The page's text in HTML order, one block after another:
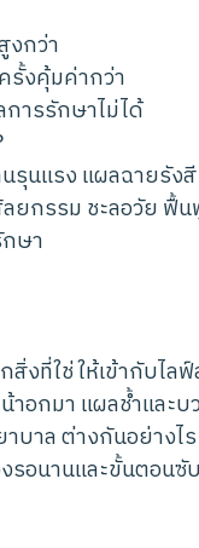
งกว่า
รั้งคุ้มค่ากว่า
ารรักษาไม่ได้
รุนแรง แผลฉายรัง
ยกรรม ชะลอวัย ฟื้
กษา
งที่ใช่ ให้เข้ากับไล
อกมา แผลช้ำและ
บาล ต่างกันอย่าง
รอนานและขั้นตอน